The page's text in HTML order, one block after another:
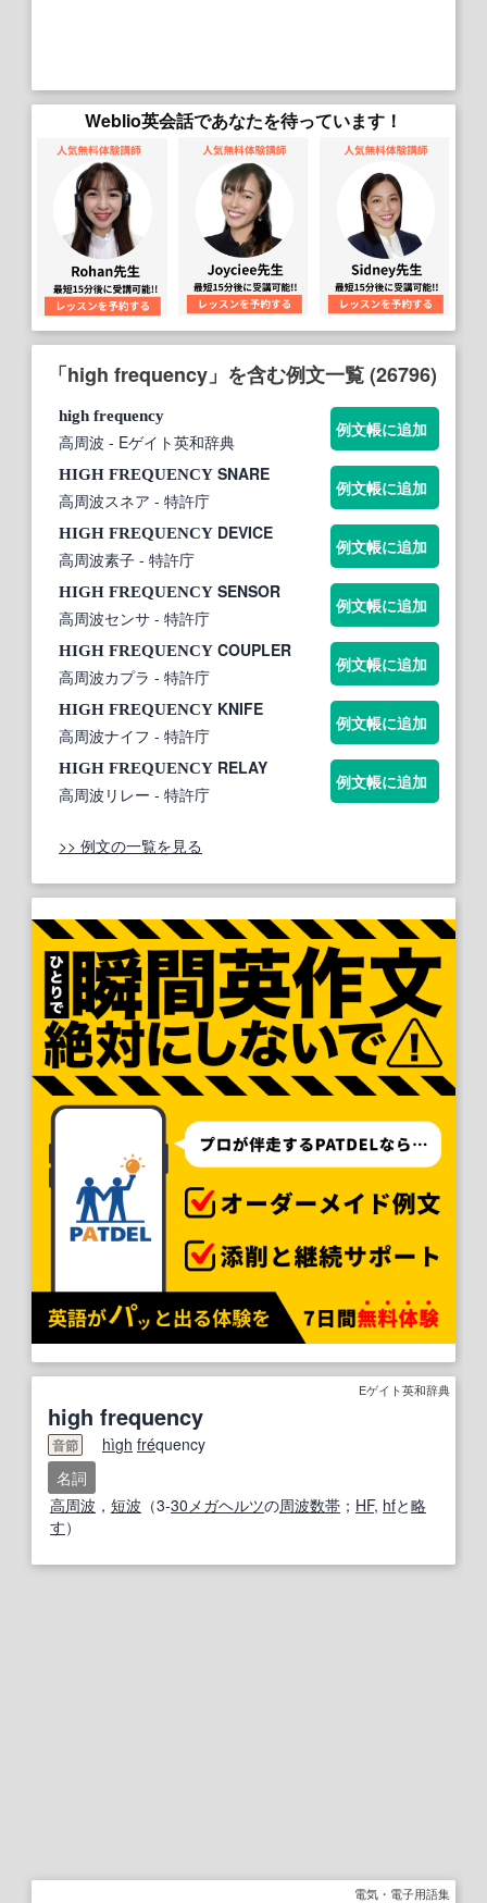
Weblio英会話であなたを待っています！
「high frequency」を含む例文一覧 (26796)
high frequency
高周波 - Eゲイト英和辞典
例文帳に追加
HIGH FREQUENCY SNARE
高周波スネア - 特許庁
例文帳に追加
HIGH FREQUENCY DEVICE
高周波素子 - 特許庁
例文帳に追加
HIGH FREQUENCY SENSOR
高周波センサ - 特許庁
例文帳に追加
HIGH FREQUENCY COUPLER
高周波カプラ - 特許庁
例文帳に追加
HIGH FREQUENCY KNIFE
高周波ナイフ - 特許庁
例文帳に追加
HIGH FREQUENCY RELAY
高周波リレー - 特許庁
例文帳に追加
>> 例文の一覧を見る
Eゲイト英和辞典
high frequency
音節 high fréquency
名詞
高周波 ， 短波 （3‐30 メガヘルツの周波数帯 ； HF, hfと略
す）
電気・電子用語集